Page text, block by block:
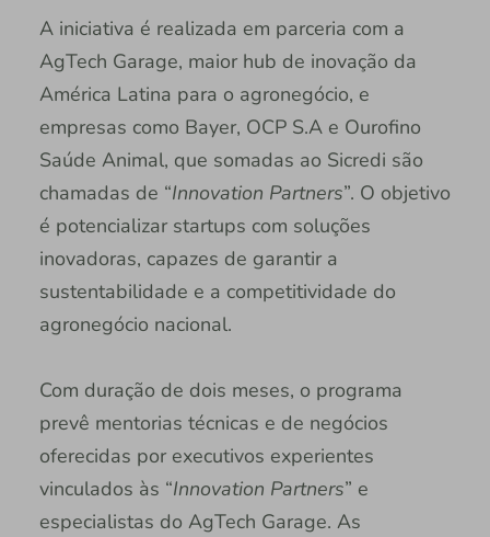
A iniciativa é realizada em parceria com a
AgTech Garage, maior hub de inovação da
América Latina para o agronegócio, e
empresas como Bayer, OCP S.A e Ourofino
Saúde Animal, que somadas ao Sicredi são
chamadas de “Innovation Partners”. O objetivo
é potencializar startups com soluções
inovadoras, capazes de garantir a
sustentabilidade e a competitividade do
agronegócio nacional.
Com duração de dois meses, o programa
prevê mentorias técnicas e de negócios
oferecidas por executivos experientes
vinculados às “Innovation Partners” e
especialistas do AgTech Garage. As